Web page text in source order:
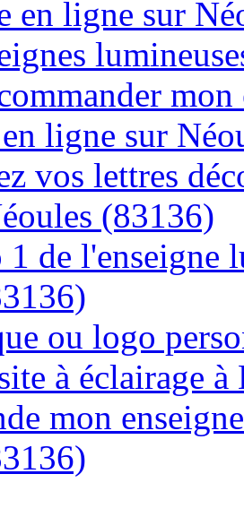
en ligne sur
ligne sur
vos lettres
(83136)
de l'enseigne
ou logo
à éclairage
mon